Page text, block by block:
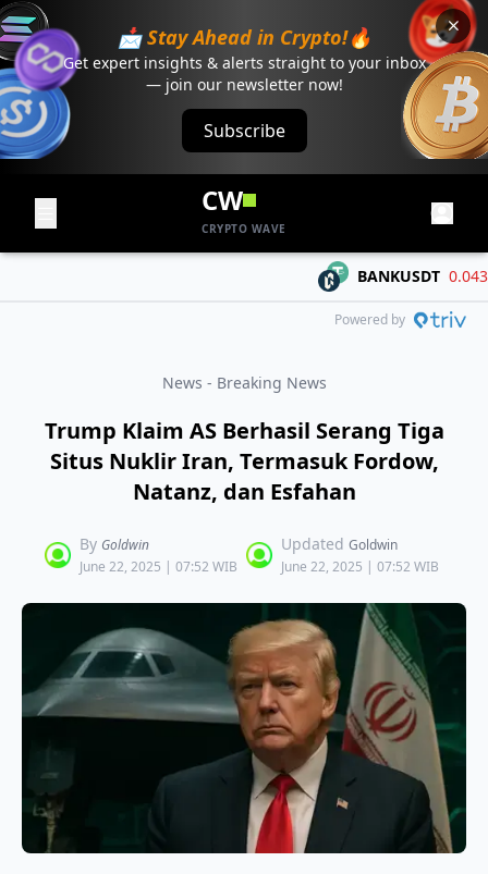
📩 Stay Ahead in Crypto!🔥
Get expert insights & alerts straight to your inbox
— join our newsletter now!
Subscribe
CW
CRYPTO WAVE
BANKUSDT 0.04303
Powered by
News - Breaking News
Trump Klaim AS Berhasil Serang Tiga
Situs Nuklir Iran, Termasuk Fordow,
Natanz, dan Esfahan
By Goldwin
June 22, 2025 | 07:52 WIB
Updated Goldwin
June 22, 2025 | 07:52 WIB